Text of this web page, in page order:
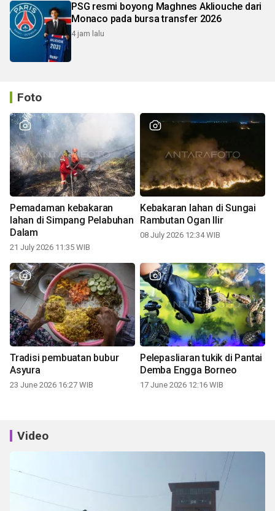
PSG resmi boyong Maghnes Akliouche dari
Monaco pada bursa transfer 2026
4 jam lalu
Foto
Pemadaman kebakaran
lahan di Simpang Pelabuhan
Dalam
21 July 2026 11:35 WIB
Kebakaran lahan di Sungai
Rambutan Ogan Ilir
08 July 2026 12:34 WIB
Tradisi pembuatan bubur
Asyura
23 June 2026 16:27 WIB
Pelepasliaran tukik di Pantai
Demba Engga Borneo
17 June 2026 12:16 WIB
Video